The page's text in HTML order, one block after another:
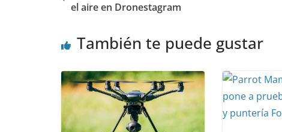
el aire en Dronestagram
También te puede gustar